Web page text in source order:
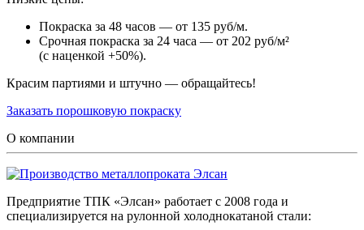
Покраска за 48 часов — от 135 руб/м.
Срочная покраска за 24 часа — от 202 руб/м²
(с наценкой +50%).
Красим партиями и штучно — обращайтесь!
Заказать порошковую покраску
О компании
Предприятие ТПК «Элсан» работает с 2008 года и
специализируется на рулонной холоднокатаной стали: